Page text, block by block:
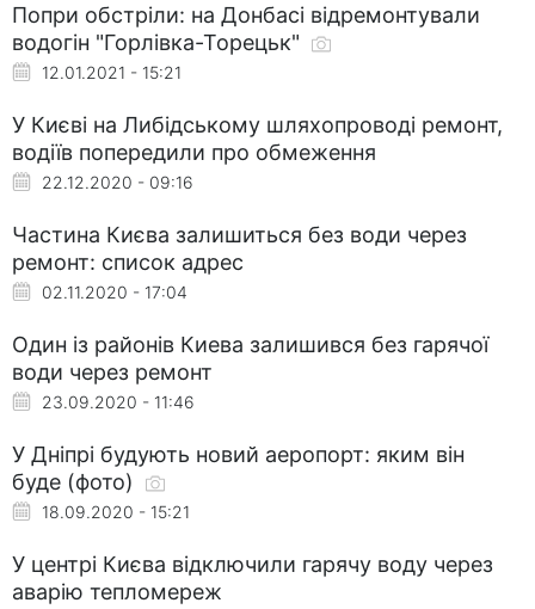
Попри обстріли: на Донбасі відремонтували
водогін "Горлівка-Торецьк"
12.01.2021 - 15:21
У Києві на Либідському шляхопроводі ремонт,
водіїв попередили про обмеження
22.12.2020 - 09:16
Частина Києва залишиться без води через
ремонт: список адрес
02.11.2020 - 17:04
Один із районів Киева залишився без гарячої
води через ремонт
23.09.2020 - 11:46
У Дніпрі будують новий аеропорт: яким він
буде (фото)
18.09.2020 - 15:21
У центрі Києва відключили гарячу воду через
аварію тепломереж